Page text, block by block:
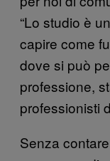
“Lo studio è
capire come
dove si può
professione,
professionisti
Senza